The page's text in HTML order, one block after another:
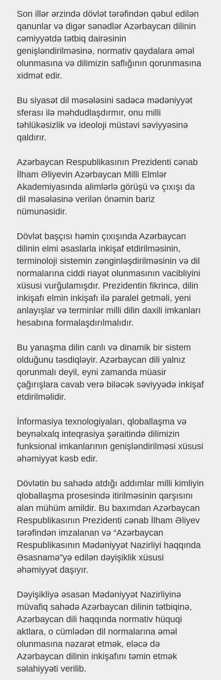
Son illər ərzində dövlət tərəfindən qəbul edilən
qanunlar və digər sənədlər Azərbaycan dilinin
cəmiyyətdə tətbiq dairəsinin
genişləndirilməsinə, normativ qaydalara əməl
olunmasına və dilimizin saflığının qorunmasına
xidmət edir.
Bu siyasət dil məsələsini sadəcə mədəniyyət
sferası ilə məhdudlaşdırmır, onu milli
təhlükəsizlik və ideoloji müstəvi səviyyəsinə
qaldırır.
Azərbaycan Respublikasının Prezidenti cənab
İlham Əliyevin Azərbaycan Milli Elmlər
Akademiyasında alimlərlə görüşü və çıxışı da
dil məsələsinə verilən önəmin bariz
nümunəsidir.
Dövlət başçısı həmin çıxışında Azərbaycan
dilinin elmi əsaslarla inkişaf etdirilməsinin,
terminoloji sistemin zənginləşdirilməsinin və dil
normalarına ciddi riayət olunmasının vacibliyini
xüsusi vurğulamışdır. Prezidentin fikrincə, dilin
inkişafı elmin inkişafı ilə paralel getməli, yeni
anlayışlar və terminlər milli dilin daxili imkanları
hesabına formalaşdırılmalıdır.
Bu yanaşma dilin canlı və dinamik bir sistem
olduğunu təsdiqləyir. Azərbaycan dili yalnız
qorunmalı deyil, eyni zamanda müasir
çağırışlara cavab verə biləcək səviyyədə inkişaf
etdirilməlidir.
İnformasiya texnologiyaları, qloballaşma və
beynəlxalq inteqrasiya şəraitində dilimizin
funksional imkanlarının genişləndirilməsi xüsusi
əhəmiyyət kəsb edir.
Dövlətin bu sahədə atdığı addımlar milli kimliyin
qloballaşma prosesində itirilməsinin qarşısını
alan mühüm amildir. Bu baxımdan Azərbaycan
Respublikasının Prezidenti cənab İlham Əliyev
tərəfindən imzalanan və “Azərbaycan
Respublikasının Mədəniyyət Nazirliyi haqqında
Əsasnamə”yə edilən dəyişiklik xüsusi
əhəmiyyət daşıyır.
Dəyişikliyə əsasən Mədəniyyət Nazirliyinə
müvafiq sahədə Azərbaycan dilinin tətbiqinə,
Azərbaycan dili haqqında normativ hüquqi
aktlara, o cümlədən dil normalarına əməl
olunmasına nəzarət etmək, eləcə də
Azərbaycan dilinin inkişafını təmin etmək
səlahiyyəti verilib.